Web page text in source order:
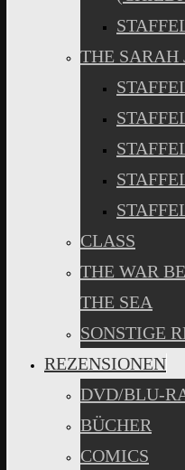
THE SARAH
CLASS
THE WAR
THE SEA
SONSTIGE
REZENSIONEN
DVD/BLU-
BÜCHER
COMICS